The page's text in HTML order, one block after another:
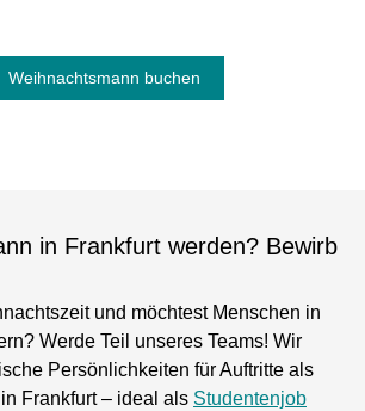
Weihnachtsmann buchen
in Frankfurt werden? Bewirb
und möchtest Menschen in
Werde Teil unseres Teams! Wir
Persönlichkeiten für Auftritte als
Frankfurt – ideal als Studentenjob